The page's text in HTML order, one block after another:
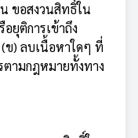
ขอสงวนสิทธิ์ใน
ยุติการเข้าถึง
ข) ลบเนื้อหาใดๆ ที่
ตามกฎหมายทั้งทาง